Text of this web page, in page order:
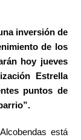
inversión de
de los
hoy jueves
Estrella
puntos de
está